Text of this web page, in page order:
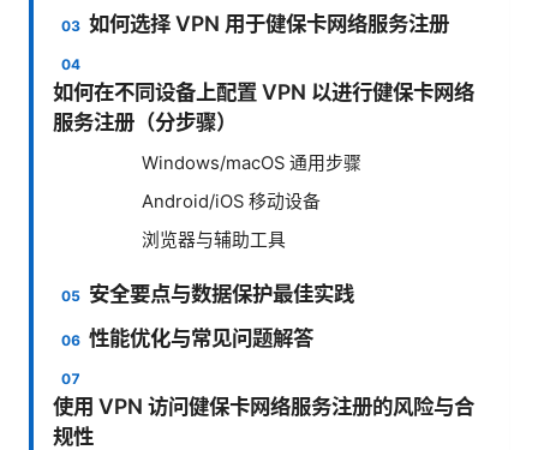
如何选择 VPN 用于健保卡网络服务注册
如何在不同设备上配置 VPN 以进行健保卡网络
服务注册（分步骤）
Windows/macOS 通用步骤
Android/iOS 移动设备
浏览器与辅助工具
安全要点与数据保护最佳实践
性能优化与常见问题解答
使用 VPN 访问健保卡网络服务注册的风险与合
规性